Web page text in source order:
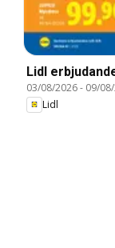
Lidl
03/08/2026- 09/
Lidl